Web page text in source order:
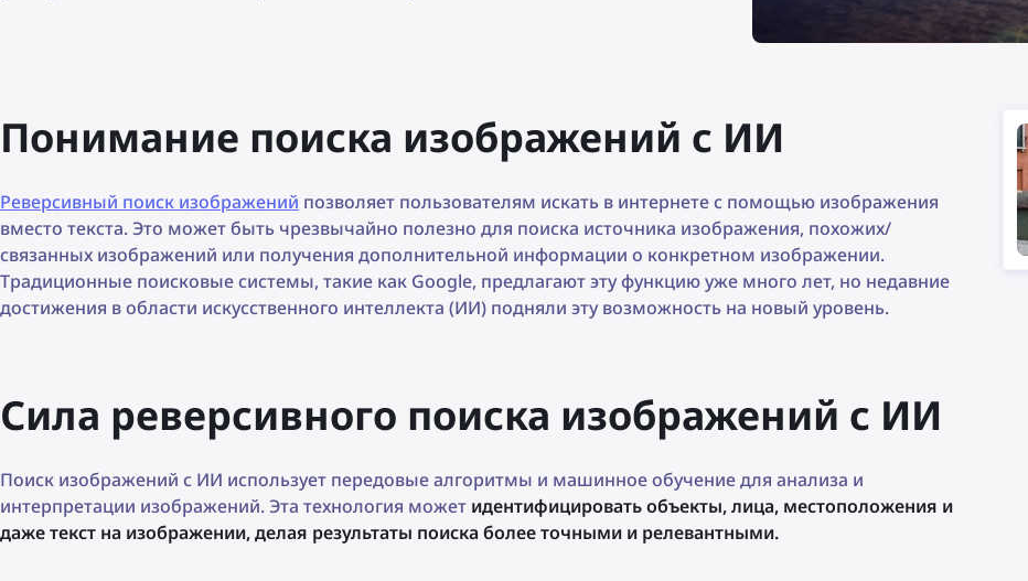
Понимание поиска изображений с ИИ
Реверсивный поиск изображений позволяет пользователям искать в интернете с помощью изображения
вместо текста. Это может быть чрезвычайно полезно для поиска источника изображения, похожих/
связанных изображений или получения дополнительной информации о конкретном изображении.
Традиционные поисковые системы, такие как Google, предлагают эту функцию уже много лет, но недавние
достижения в области искусственного интеллекта (ИИ) подняли эту возможность на новый уровень.
Сила реверсивного поиска изображений с ИИ
Поиск изображений с ИИ использует передовые алгоритмы и машинное обучение для анализа и
интерпретации изображений. Эта технология может идентифицировать объекты, лица, местоположения и
даже текст на изображении, делая результаты поиска более точными и релевантными.